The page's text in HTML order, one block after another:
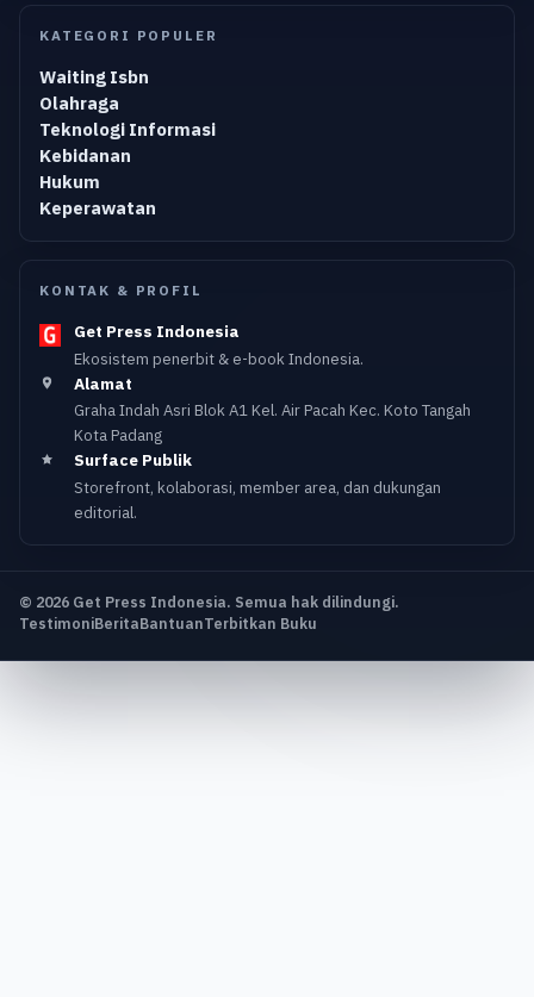
KATEGORI POPULER
Waiting Isbn
Olahraga
Teknologi Informasi
Kebidanan
Hukum
Keperawatan
KONTAK & PROFIL
Get Press Indonesia
Ekosistem penerbit & e-book Indonesia.
Alamat
Graha Indah Asri Blok A1 Kel. Air Pacah Kec. Koto Tangah
Kota Padang
Surface Publik
Storefront, kolaborasi, member area, dan dukungan
editorial.
© 2026 Get Press Indonesia. Semua hak dilindungi.
TestimoniBeritaBantuanTerbitkan Buku